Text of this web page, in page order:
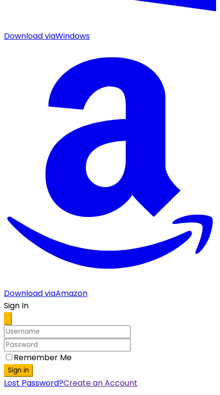
Download viaWindows
Download viaAmazon
Sign In
Remember Me
Sign in
Lost Password?Create an Account